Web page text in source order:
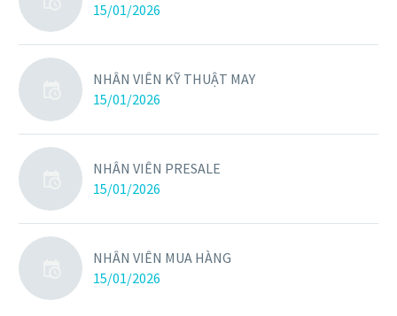
15/01/2026
NHÂN VIÊN KỸ THUẬT MAY
15/01/2026
NHÂN VIÊN PRESALE
15/01/2026
NHÂN VIÊN MUA HÀNG
15/01/2026